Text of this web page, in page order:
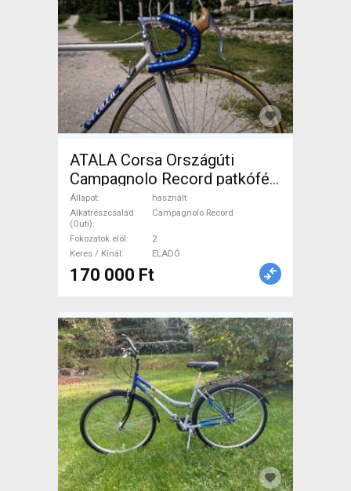
ATALA Corsa Országúti
Campagnolo Record patkófék
használt ELADÓ
Állapot
használt
Alkatrészcsalád
(Outi)
Campagnolo Record
Fokozatok elöl
2
Keres / Kínál
ELADÓ
170 000 Ft